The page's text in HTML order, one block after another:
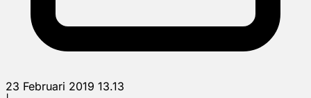
23 Februari 2019 13.13